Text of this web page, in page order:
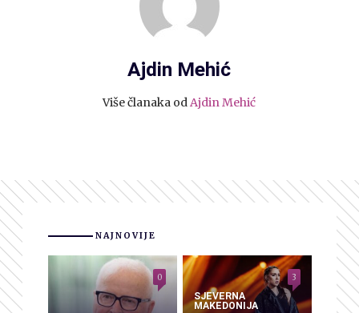
Ajdin Mehić
Više članaka odAjdin Mehić
NAJNOVIJE
0
SJEVERNA
MAKEDONIJA
3